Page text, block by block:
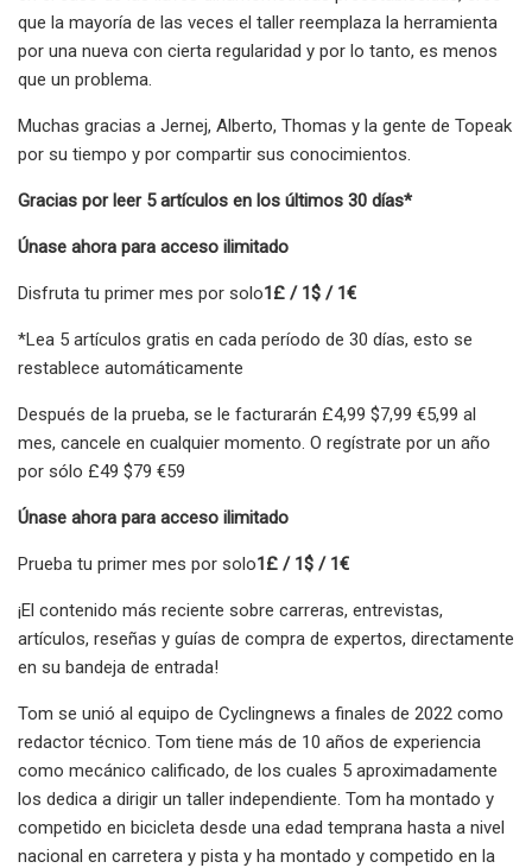
que la mayoría de las veces el taller reemplaza la herramienta
por una nueva con cierta regularidad y por lo tanto, es menos
que un problema.
Muchas gracias a Jernej, Alberto, Thomas y la gente de Topeak
por su tiempo y por compartir sus conocimientos.
Gracias por leer 5 artículos en los últimos 30 días*
Únase ahora para acceso ilimitado
Disfruta tu primer mes por solo1£ / 1$ / 1€
*Lea 5 artículos gratis en cada período de 30 días, esto se
restablece automáticamente
Después de la prueba, se le facturarán £4,99 $7,99 €5,99 al
mes, cancele en cualquier momento. O regístrate por un año
por sólo £49 $79 €59
Únase ahora para acceso ilimitado
Prueba tu primer mes por solo1£ / 1$ / 1€
¡El contenido más reciente sobre carreras, entrevistas,
artículos, reseñas y guías de compra de expertos, directamente
en su bandeja de entrada!
Tom se unió al equipo de Cyclingnews a finales de 2022 como
redactor técnico. Tom tiene más de 10 años de experiencia
como mecánico calificado, de los cuales 5 aproximadamente
los dedica a dirigir un taller independiente. Tom ha montado y
competido en bicicleta desde una edad temprana hasta a nivel
nacional en carretera y pista y ha montado y competido en la